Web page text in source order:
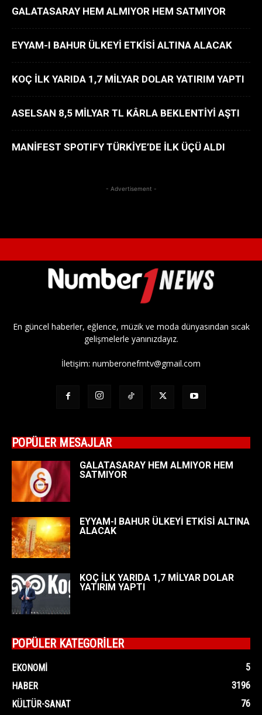
GALATASARAY HEM ALMIYOR HEM SATMIYOR
EYYAM-I BAHUR ÜLKEYİ ETKİSİ ALTINA ALACAK
KOÇ İLK YARIDA 1,7 MİLYAR DOLAR YATIRIM YAPTI
ASELSAN 8,5 MİLYAR TL KÂRLA BEKLENTİYİ AŞTI
MANİFEST SPOTIFY TÜRKİYE’DE İLK ÜÇÜ ALDI
- Advertisement -
En güncel haberler, eğlence, müzik ve moda dünyasından sıcak
gelişmelerle yanınızdayız.
İletişim: numberonefmtv@gmail.com
POPÜLER MESAJLAR
GALATASARAY HEM ALMIYOR HEM
SATMIYOR
EYYAM-I BAHUR ÜLKEYİ ETKİSİ ALTINA
ALACAK
KOÇ İLK YARIDA 1,7 MİLYAR DOLAR
YATIRIM YAPTI
POPÜLER KATEGORİLER
EKONOMI
5
HABER
3196
KÜLTÜR-SANAT
76